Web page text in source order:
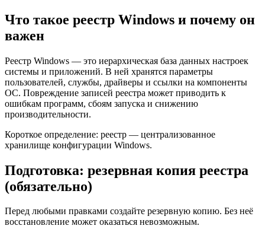
Что такое реестр Windows и почему он
важен
Реестр Windows — это иерархическая база данных настроек
системы и приложений. В ней хранятся параметры
пользователей, службы, драйверы и ссылки на компоненты
ОС. Повреждение записей реестра может приводить к
ошибкам программ, сбоям запуска и снижению
производительности.
Короткое определение: реестр — централизованное
хранилище конфигурации Windows.
Подготовка: резервная копия реестра
(обязательно)
Перед любыми правками создайте резервную копию. Без неё
восстановление может оказаться невозможным.